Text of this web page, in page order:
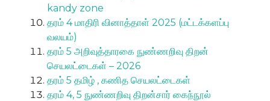
kandy zone
தரம் 4 மாதிரி வினாத்தாள் 2025 (மட்டக்களப்பு
வலயம்)
தரம் 5 அறிவுத்தாரகை நுண்ணறிவு திறன்
செயலட்டைகள் – 2026
தரம் 5 தமிழ் , கணித செயலட்டைகள்
தரம் 4, 5 நுண்ணறிவு திறன்சார் கைந்நூல்